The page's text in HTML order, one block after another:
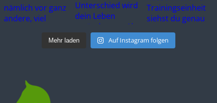
Mehr laden Auf Instagram folgen